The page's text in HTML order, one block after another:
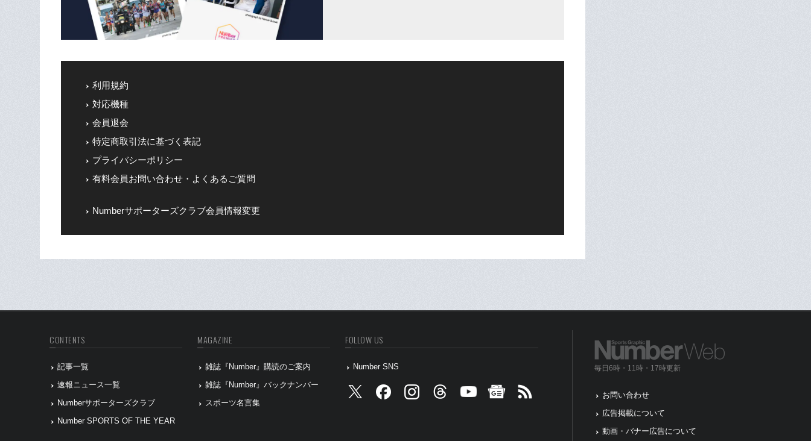
利用規約
対応機種
会員退会
特定商取引法に基づく表記
プライバシーポリシー
有料会員お問い合わせ・よくあるご質問
Numberサポーターズクラブ会員情報変更
CONTENTS
記事一覧
速報ニュース一覧
Numberサポーターズクラブ
Number SPORTS OF THE YEAR
MAGAZINE
雑誌『Number』購読のご案内
雑誌『Number』バックナンバー
スポーツ名言集
FOLLOW US
Number SNS 毎日6時・11時・17時更新
お問い合わせ
広告掲載について
動画・バナー広告について